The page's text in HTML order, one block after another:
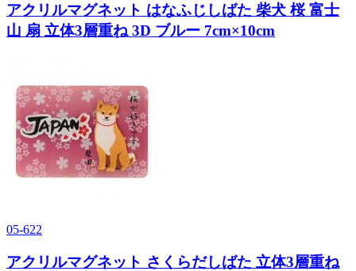
アクリルマグネット はなふじしばた 柴犬 桜 富士
山 扇 立体3層重ね 3D ブルー 7cm×10cm
05-622
アクリルマグネット さくらだしばた 立体3層重ね